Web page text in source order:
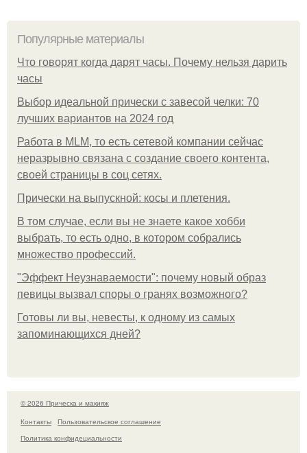
Популярные материалы
Что говорят когда дарят часы. Почему нельзя дарить
часы
Выбор идеальной прически с завесой челки: 70
лучших вариантов на 2024 год
Работа в MLM, то есть сетевой компании сейчас
неразрывно связана с создание своего контента,
своей страницы в соц сетях.
Прически на выпускной: косы и плетения.
В том случае, если вы не знаете какое хобби
выбрать, то есть одно, в котором собрались
множество профессий.
"Эффект Неузнаваемости": почему новый образ
певицы вызвал споры о гранях возможного?
Готовы ли вы, невесты, к одному из самых
запоминающихся дней?
© 2026 Прическа и макияж
Контакты
Пользовательское соглашение
Политика конфидециальности